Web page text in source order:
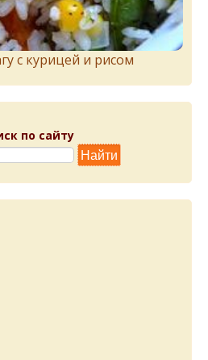
с курицей и рисом
по сайту